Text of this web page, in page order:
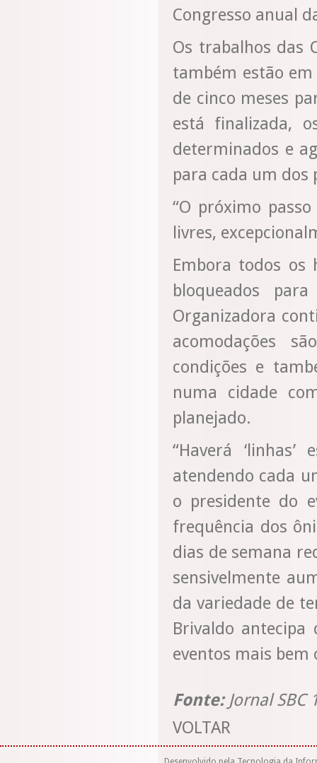
Congresso anual
Os trabalhos das
também estão
de cinco meses
está finalizada,
determinados e
para cada um dos
“O próximo
livres,
Embora todos os
bloqueados
Organizadora
acomodações
condições e
numa cidade
planejado.
“Haverá
atendendo cada
o presidente do
frequência dos
dias de semana
sensivelmente
da variedade de
Brivaldo antecipa
eventos mais
Fonte: Jornal SBC
VOLTAR